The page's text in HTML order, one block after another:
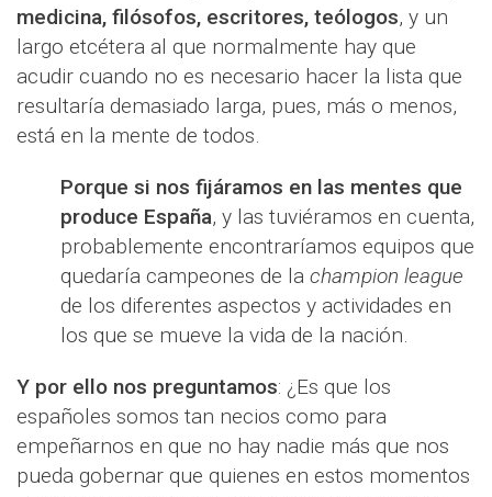
medicina, filósofos, escritores, teólogos, y un
largo etcétera al que normalmente hay que
acudir cuando no es necesario hacer la lista que
resultaría demasiado larga, pues, más o menos,
está en la mente de todos.
Porque si nos fijáramos en las mentes que
produce España, y las tuviéramos en cuenta,
probablemente encontraríamos equipos que
quedaría campeones de la champion league
de los diferentes aspectos y actividades en
los que se mueve la vida de la nación.
Y por ello nos preguntamos: ¿Es que los
españoles somos tan necios como para
empeñarnos en que no hay nadie más que nos
pueda gobernar que quienes en estos momentos